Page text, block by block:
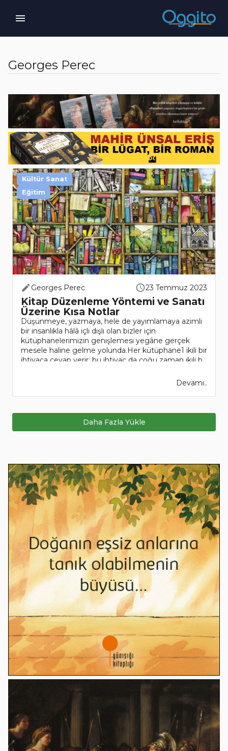
Georges Perec
Georges Perec 23 Temmuz 2023
Kitap Düzenleme Yöntemi ve Sanatı
Üzerine Kısa Notlar
Düşünmeye, yazmaya, hele de yayımlamaya azimli
bir insanlıkla hâlâ içli dışlı olan bizler için
kütüphanelerimizin genişlemesi yegâne gerçek
mesele haline gelme yolunda.Her kütüphane1 ikili bir
ihtiyaca cevap verir; bu ihtiyaç da çoğu zaman ikili b..
Devamı..
Kültür Sanat
Eğitim
Daha Fazla Yükle